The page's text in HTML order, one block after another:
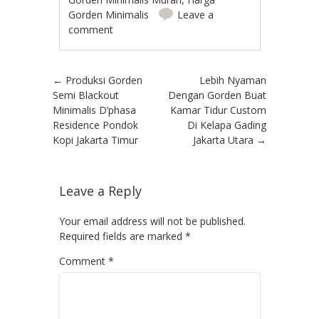
Gorden Minimalis
Leave a
comment
Post navigation
← Produksi Gorden
Semi Blackout
Minimalis D’phasa
Residence Pondok
Kopi Jakarta Timur
Lebih Nyaman
Dengan Gorden Buat
Kamar Tidur Custom
Di Kelapa Gading
Jakarta Utara →
Leave a Reply
Your email address will not be published.
Required fields are marked *
Comment *